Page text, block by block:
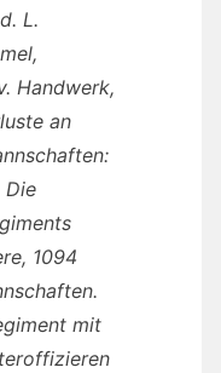
L.
Handwerk,
an
Die
1094
mit